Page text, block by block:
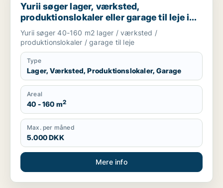
Yurii søger lager, værksted,
produktionslokaler eller garage til leje i
Region Sjælland
Yurii søger 40-160 m2 lager / værksted /
produktionslokaler / garage til leje
Type
Lager, Værksted, Produktionslokaler, Garage
Areal
40 - 160 m2
Max. per måned
5.000 DKK
Mere info